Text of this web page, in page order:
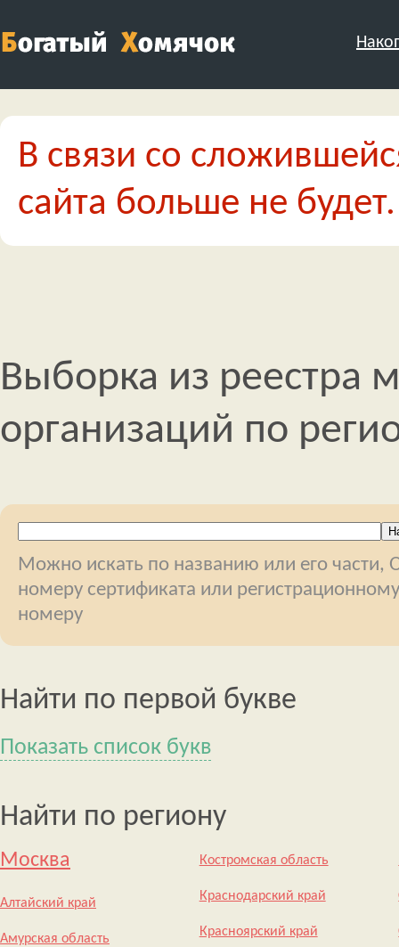
В связи со
сайта больше не
Выборка из реестра
организаций по
Можно искать по названию или его части,
номеру сертификата или регистрационному
номеру
Найти по первой букве
Показать список букв
Найти по региону
Москва
Алтайский край
Амурская область
Костромская область
Краснодарский край
Красноярский край